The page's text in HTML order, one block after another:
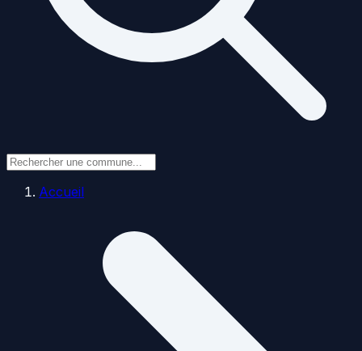
Accueil